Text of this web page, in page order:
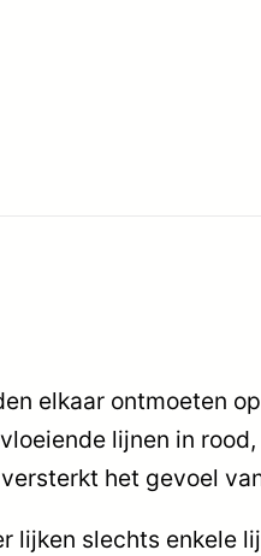
elkaar ontmoeten
lijnen in
het gevoel
lijken slechts enkele